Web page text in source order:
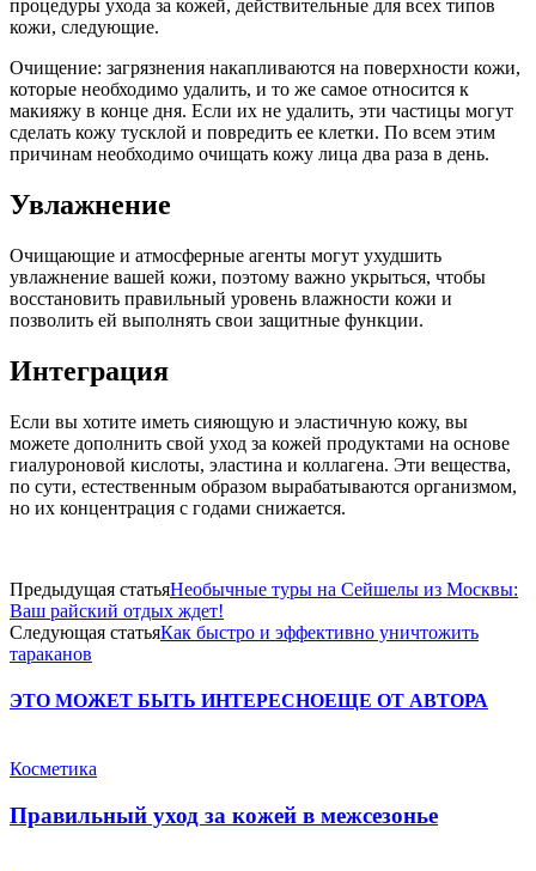
процедуры ухода за кожей, действительные для всех типов
кожи, следующие.
Очищение: загрязнения накапливаются на поверхности кожи,
которые необходимо удалить, и то же самое относится к
макияжу в конце дня. Если их не удалить, эти частицы могут
сделать кожу тусклой и повредить ее клетки. По всем этим
причинам необходимо очищать кожу лица два раза в день.
Увлажнение
Очищающие и атмосферные агенты могут ухудшить
увлажнение вашей кожи, поэтому важно укрыться, чтобы
восстановить правильный уровень влажности кожи и
позволить ей выполнять свои защитные функции.
Интеграция
Если вы хотите иметь сияющую и эластичную кожу, вы
можете дополнить свой уход за кожей продуктами на основе
гиалуроновой кислоты, эластина и коллагена. Эти вещества,
по сути, естественным образом вырабатываются организмом,
но их концентрация с годами снижается.
Предыдущая статьяНеобычные туры на Сейшелы из Москвы:
Ваш райский отдых ждет!
Следующая статьяКак быстро и эффективно уничтожить
тараканов
ЭТО МОЖЕТ БЫТЬ ИНТЕРЕСНОЕЩЕ ОТ АВТОРА
Косметика
Правильный уход за кожей в межсезонье